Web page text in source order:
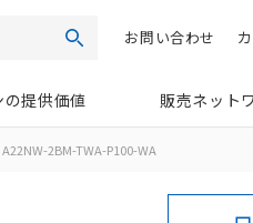
検索お問い合わせ
の提供価値 販売ネット
A22NW-2BM-TWA-P100-WA